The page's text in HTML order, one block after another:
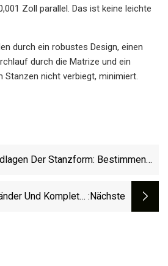
Zoll parallel. Das ist keine leichte
durch ein robustes Design, einen
durch die Matrize und ein
Stanzen nicht verbiegt, minimiert.
Der Stanzform: Bestimmen
Eines Stanzteils
Und Komplette :nächste